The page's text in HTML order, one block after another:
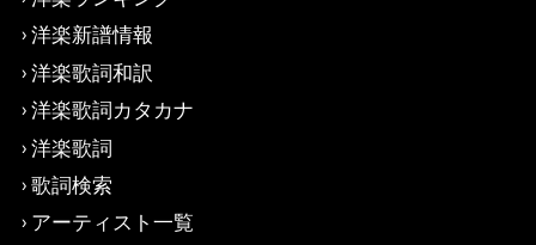
洋楽新譜情報
洋楽歌詞和訳
洋楽歌詞カタカナ
洋楽歌詞
歌詞検索
アーティスト一覧